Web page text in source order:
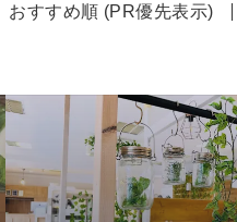
おすすめ順 (PR優先表示)